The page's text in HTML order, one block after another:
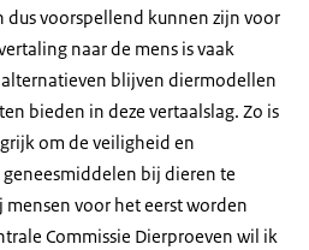
voorspellend kunnen zijn voor
naar de mens is vaak
blijven diermodellen
bieden in deze vertaalslag. Zo is
om de veiligheid en
bij dieren te
voor het eerst worden
Commissie Dierproeven wil ik